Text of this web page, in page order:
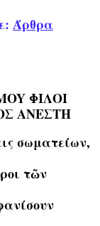
Άρθρα
ΦΙΛΟΙ
ANEΣTH
σωματείων,
τῶν